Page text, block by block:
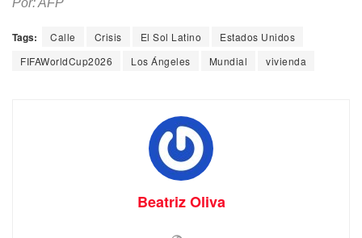
Por: AFP
Tags: Calle Crisis El Sol Latino
Estados Unidos
FIFAWorldCup2026
Los Ángeles Mundial vivienda
Beatriz Oliva